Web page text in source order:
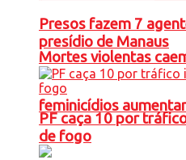
Mortes violentas
feminicídios
Presos fazem 7
presídio de Manaus
PF caça 10 por
de fogo